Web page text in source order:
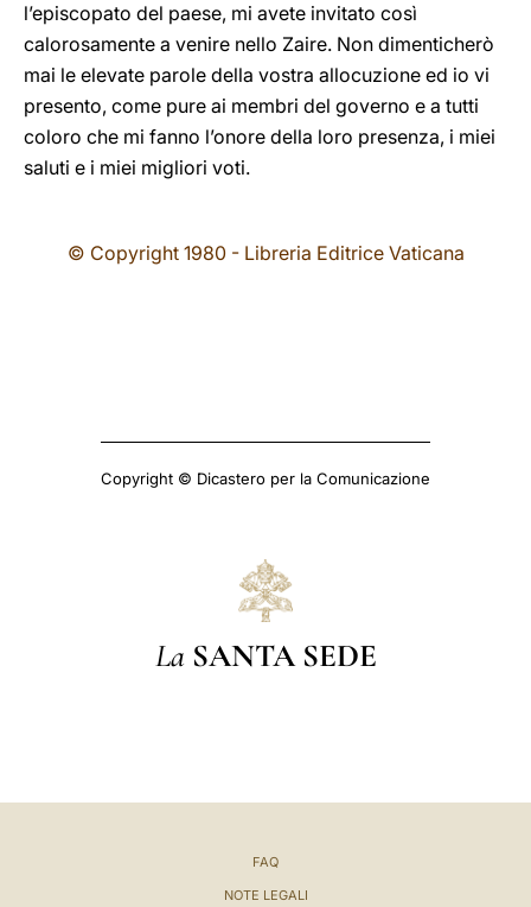
l’episcopato del paese, mi avete invitato così
calorosamente a venire nello Zaire. Non dimenticherò
mai le elevate parole della vostra allocuzione ed io vi
presento, come pure ai membri del governo e a tutti
coloro che mi fanno l’onore della loro presenza, i miei
saluti e i miei migliori voti.
© Copyright 1980 - Libreria Editrice Vaticana
Copyright © Dicastero per la Comunicazione
La SANTA SEDE
FAQ
NOTE LEGALI